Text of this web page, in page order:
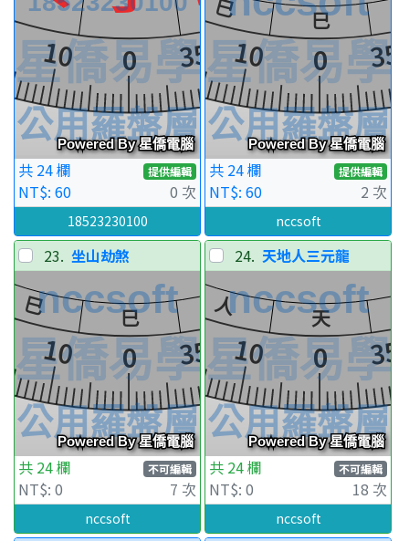
共 24 欄 提供編輯
NT$: 60 0 次
18523230100
共 24 欄 提供編輯
NT$: 60 2 次
nccsoft
23. 坐山劫煞
共 24 欄 不可編輯
NT$: 0 7 次
nccsoft
24. 天地人三元龍
共 24 欄 不可編輯
NT$: 0 18 次
nccsoft